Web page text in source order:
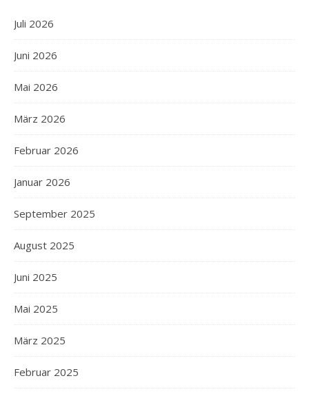
Juli 2026
Juni 2026
Mai 2026
März 2026
Februar 2026
Januar 2026
September 2025
August 2025
Juni 2025
Mai 2025
März 2025
Februar 2025